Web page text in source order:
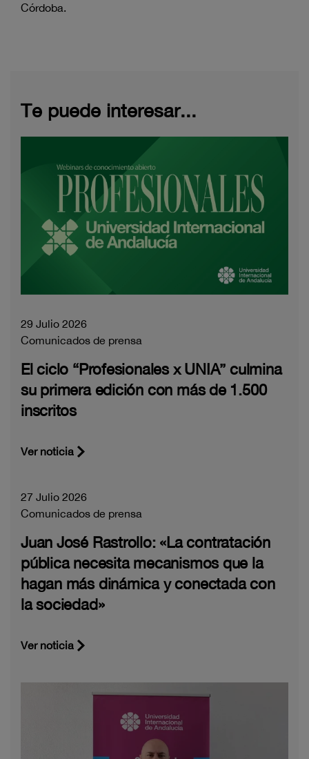
Córdoba.
Te puede interesar...
29 Julio 2026
Comunicados de prensa
El ciclo “Profesionales x UNIA” culmina
su primera edición con más de 1.500
inscritos
Ver noticia
27 Julio 2026
Comunicados de prensa
Juan José Rastrollo: «La contratación
pública necesita mecanismos que la
hagan más dinámica y conectada con
la sociedad»
Ver noticia